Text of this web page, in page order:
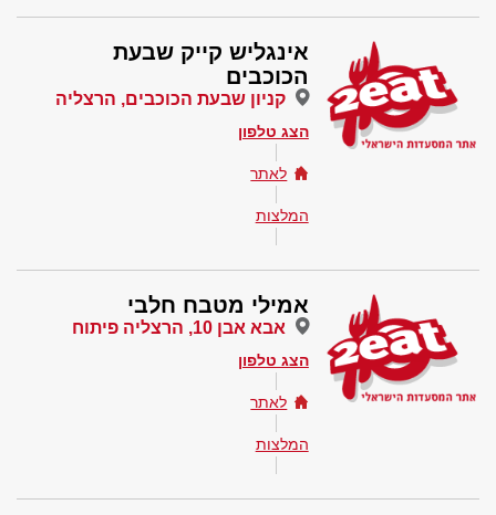
אינגליש קייק שבעת
הכוכבים
קניון שבעת הכוכבים, הרצליה
הצג טלפון
לאתר
המלצות
אמילי מטבח חלבי
אבא אבן 10, הרצליה פיתוח
הצג טלפון
לאתר
המלצות